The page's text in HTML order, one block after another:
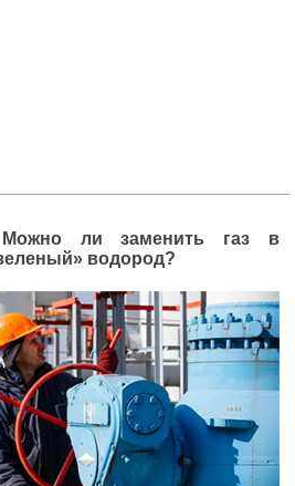
Можно ли заменить газ в
водород?